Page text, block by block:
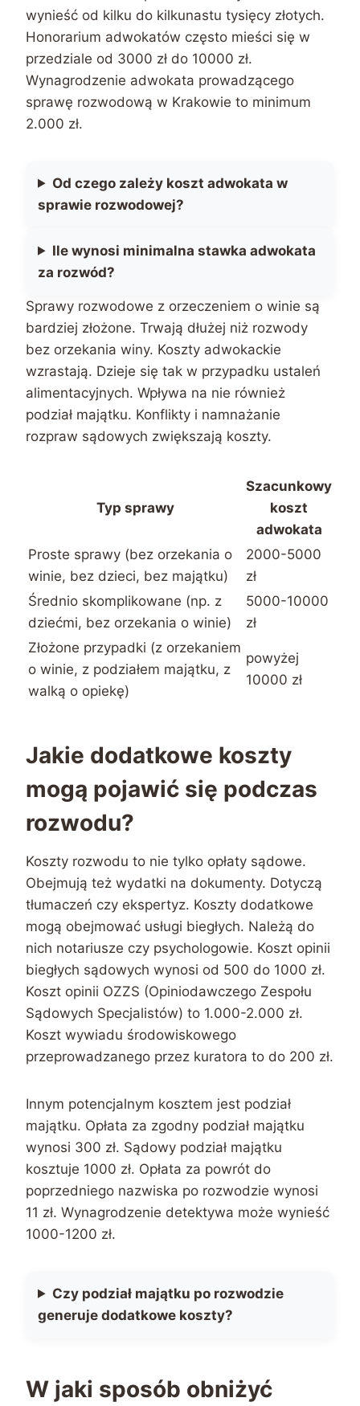
wynieść od kilku do kilkunastu tysięcy złotych.
Honorarium adwokatów często mieści się w
przedziale od 3000 zł do 10000 zł.
Wynagrodzenie adwokata prowadzącego
sprawę rozwodową w Krakowie to minimum
2.000 zł.
Od czego zależy koszt adwokata w
sprawie rozwodowej?
Ile wynosi minimalna stawka adwokata
za rozwód?
Sprawy rozwodowe z orzeczeniem o winie są
bardziej złożone. Trwają dłużej niż rozwody
bez orzekania winy. Koszty adwokackie
wzrastają. Dzieje się tak w przypadku ustaleń
alimentacyjnych. Wpływa na nie również
podział majątku. Konflikty i namnażanie
rozpraw sądowych zwiększają koszty.
Typ sprawy
Szacunkowy
koszt
adwokata
Proste sprawy (bez orzekania o
winie, bez dzieci, bez majątku)
2000-5000
zł
Średnio skomplikowane (np. z
dziećmi, bez orzekania o winie)
5000-10000
zł
Złożone przypadki (z orzekaniem
o winie, z podziałem majątku, z
walką o opiekę)
powyżej
10000 zł
Jakie dodatkowe koszty
mogą pojawić się podczas
rozwodu?
Koszty rozwodu to nie tylko opłaty sądowe.
Obejmują też wydatki na dokumenty. Dotyczą
tłumaczeń czy ekspertyz. Koszty dodatkowe
mogą obejmować usługi biegłych. Należą do
nich notariusze czy psychologowie. Koszt opinii
biegłych sądowych wynosi od 500 do 1000 zł.
Koszt opinii OZZS (Opiniodawczego Zespołu
Sądowych Specjalistów) to 1.000-2.000 zł.
Koszt wywiadu środowiskowego
przeprowadzanego przez kuratora to do 200 zł.
Innym potencjalnym kosztem jest podział
majątku. Opłata za zgodny podział majątku
wynosi 300 zł. Sądowy podział majątku
kosztuje 1000 zł. Opłata za powrót do
poprzedniego nazwiska po rozwodzie wynosi
11 zł. Wynagrodzenie detektywa może wynieść
1000-1200 zł.
Czy podział majątku po rozwodzie
generuje dodatkowe koszty?
W jaki sposób obniżyć